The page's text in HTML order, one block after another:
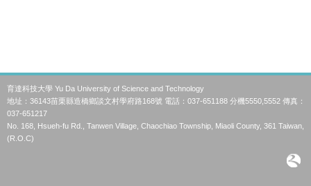
育達科技大學 Yu Da University of Science and Technology
地址：36143苗栗縣造橋鄉談文村學府路168號 電話：037-651188 分機5550,5552 傳真：
037-651217
No. 168, Hsueh-fu Rd., Tanwen Village, Chaochiao Township, Miaoli County, 361 Taiwan,
(R.O.C)